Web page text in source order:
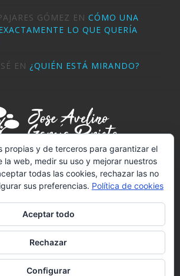
GÓMEZ EN CÓMO UNA
LO QUE QUERÍA
EN ¿QUIÉN ESTÁ MIRANDO?
(T-2289)
NIF:02703414V
SANITARIO Nº 4502
EN PSICOLOGÍA POR LA UNED
Facebook
YouTube
VimeoPinterest
propias y de terceros para garantizar el
la web, medir su uso y mejorar nuestros
todas las cookies, rechazar las no
sus preferencias. Política de cookies
Aceptar todo
Rechazar
Configurar